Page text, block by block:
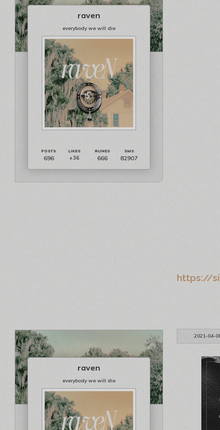
raven
everybody we will die
696 +36 666 82907
https://
2021-04-
raven
everybody we will die